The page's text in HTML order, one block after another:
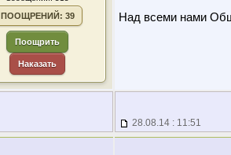
ПООЩРЕНИЙ: 39
Поощрить
Наказать
Над всеми нами
28.08.14 : 11:51